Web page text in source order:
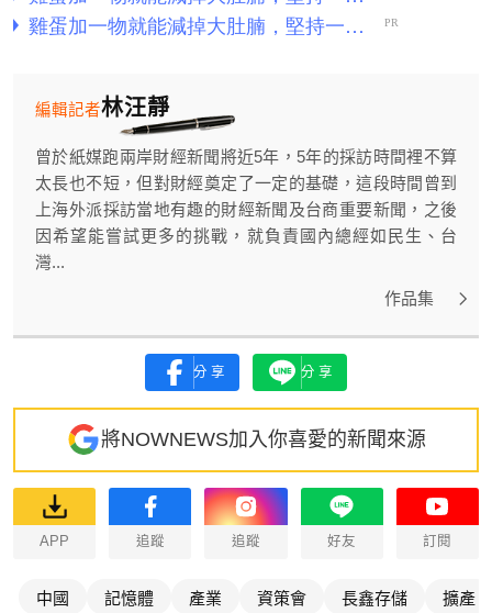
林汪靜
編輯記者
曾於紙媒跑兩岸財經新聞將近5年，5年的採訪時間裡不算
太長也不短，但對財經奠定了一定的基礎，這段時間曾到
上海外派採訪當地有趣的財經新聞及台商重要新聞，之後
因希望能嘗試更多的挑戰，就負責國內總經如民生、台
灣...
作品集
分享 分享
將NOWNEWS加入你喜愛的新聞來源
APP 追蹤 追蹤 好友 訂閱
中國 記憶體 產業 資策會 長鑫存儲 擴產